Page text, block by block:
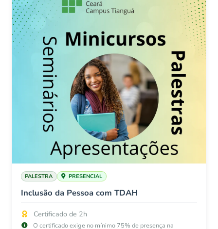
PALESTRA PRESENCIAL
Inclusão da Pessoa com TDAH
Certificado de 2h
O certificado exige no mínimo 75% de presença na